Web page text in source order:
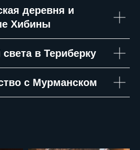
деревня и
Хибины
в Териберку
с Мурманском